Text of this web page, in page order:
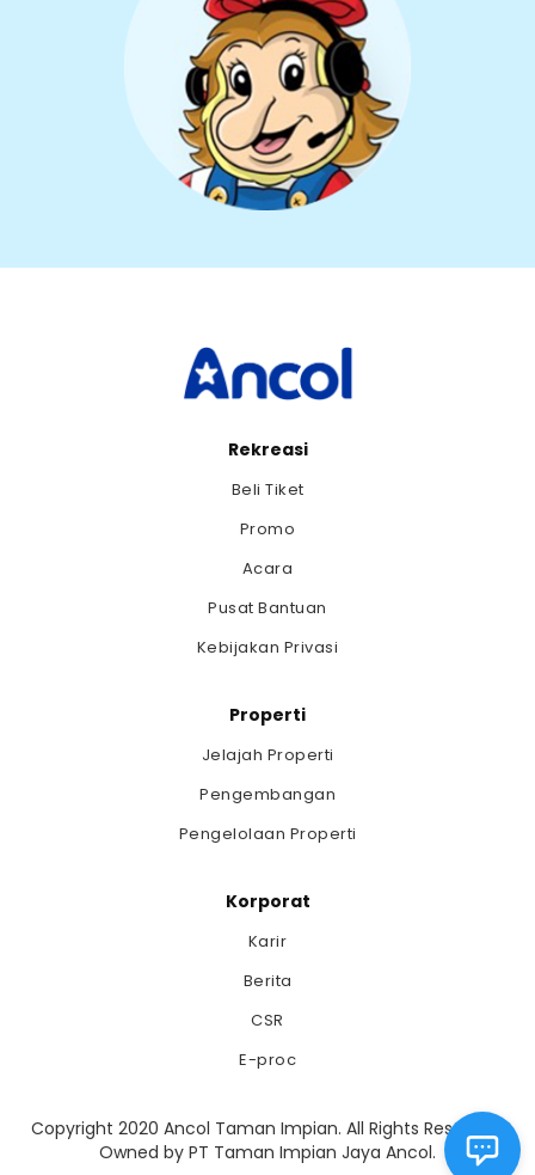
Rekreasi
Beli Tiket
Promo
Acara
Pusat Bantuan
Kebijakan Privasi
Properti
Jelajah Properti
Pengembangan
Pengelolaan Properti
Korporat
Karir
Berita
CSR
E-proc
Copyright 2020 Ancol Taman Impian. All Rights Reserved.
Owned by PT Taman Impian Jaya Ancol.